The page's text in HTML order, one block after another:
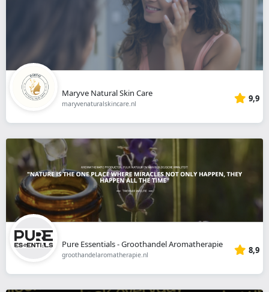
Maryve Natural Skin Care
maryvenaturalskincare.nl 9,9
Pure Essentials - Groothandel Aromatherapie
groothandelaromatherapie.nl 8,9